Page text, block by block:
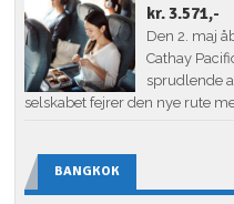
kr. 3.571,-
Den 2. maj
Cathay
sprudlende
selskabet fejrer den nye rute
BANGKOK